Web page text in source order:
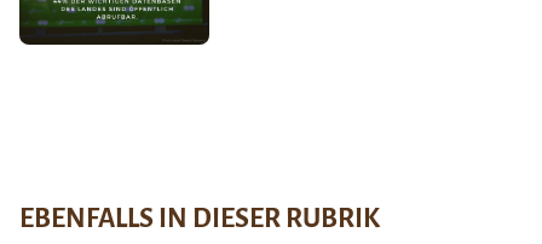
EBENFALLS IN DIESER RUBRIK